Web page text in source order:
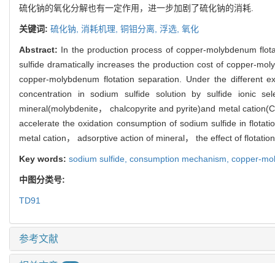
硫化钠的氧化分解也有一定作用，进一步加剧了硫化钠的消耗.
关键词: 硫化钠, 消耗机理, 铜钼分离, 浮选, 氧化
Abstract: In the production process of copper-molybdenum
sulfide dramatically increases the production cost of copper-
copper-molybdenum flotation separation. Under the different
concentration in sodium sulfide solution by sulfide ionic
mineral(molybdenite， chalcopyrite and pyrite)and metal
accelerate the oxidation consumption of sodium sulfide in
metal cation， adsorptive action of mineral， the effect of
Key words: sodium sulfide, consumption mechanism, copper-
中图分类号:
TD91
参考文献